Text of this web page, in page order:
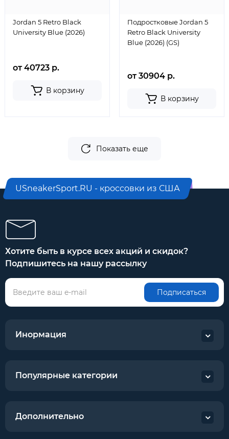
Jordan 5 Retro Black
University Blue (2026)
от 40723 р.
В корзину
Подростковые Jordan 5
Retro Black University
Blue (2026) (GS)
от 30904 р.
В корзину
Показать еще
USneakerSport.RU - кроссовки из США
Хотите быть в курсе всех акций и скидок?
Подпишитесь на нашу рассылку
Подписаться
Инормация
Популярные категории
Дополнительно